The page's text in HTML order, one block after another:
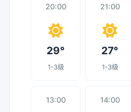
20:00
29°
1-3级
21:00
27°
1-3级
13:00 14:00